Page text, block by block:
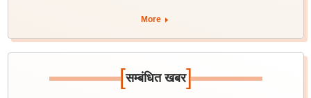
More
[सम्बंधित खबर]